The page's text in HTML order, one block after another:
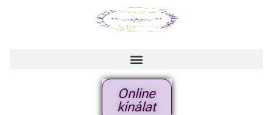
Online
kínálat